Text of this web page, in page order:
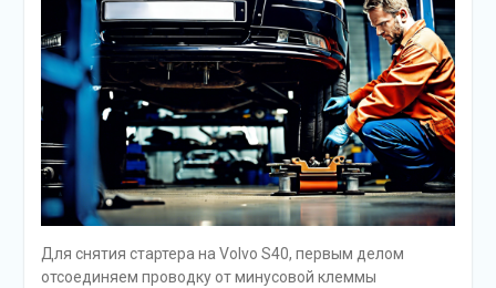
Для снятия стартера на Volvo S40, первым делом
отсоединяем проводку от минусовой клеммы